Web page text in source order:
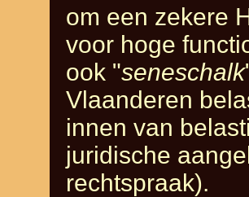
om een zekere
voor hoge
ook "seneschalk
Vlaanderen
innen van
juridische
rechtspraak).